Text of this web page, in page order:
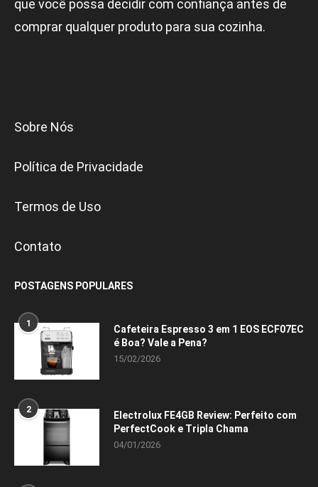
que você possa decidir com confiança antes de
comprar qualquer produto para sua cozinha.
Sobre Nós
Política de Privacidade
Termos de Uso
Contato
POSTAGENS POPULARES
1
Cafeteira Espresso 3 em 1 EOS ECF07EC
é Boa? Vale a Pena?
15/02/2026
2
Electrolux FE4GB Review: Perfeito com
PerfectCook e Tripla Chama
04/01/2026